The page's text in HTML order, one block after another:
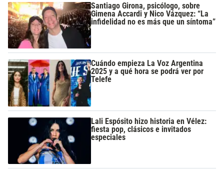
Santiago Girona, psicólogo, sobre
Gimena Accardi y Nico Vázquez: “La
infidelidad no es más que un síntoma”
Cuándo empieza La Voz Argentina
2025 y a qué hora se podrá ver por
Telefe
Lali Espósito hizo historia en Vélez:
fiesta pop, clásicos e invitados
especiales